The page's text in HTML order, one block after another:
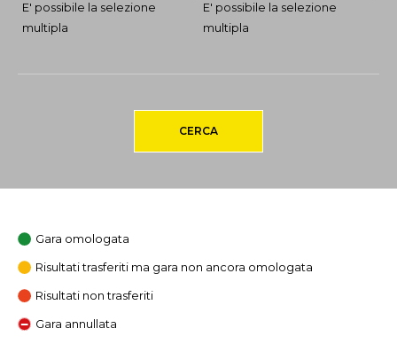
E' possibile la selezione
multipla
E' possibile la selezione
multipla
CERCA
Gara omologata
Risultati trasferiti ma gara non ancora omologata
Risultati non trasferiti
Gara annullata